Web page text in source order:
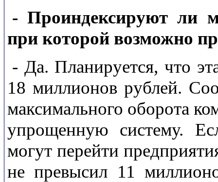
- Проиндексируют ли
при которой возможно
- Да. Планируется, что
18 миллионов рублей.
максимального оборота
упрощенную систему.
могут перейти
не превысил 11